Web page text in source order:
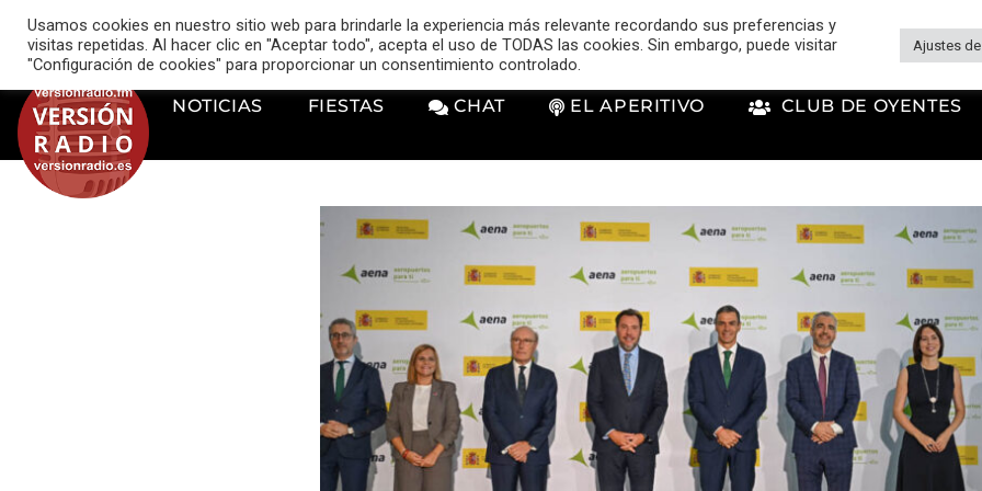
music_note VERSIÓN RADIO
NOTICIAS FIESTAS CHAT EL APERITIVO CLUB DE OYENTES
Usamos cookies en nuestro sitio web para brindarle la experiencia más relevante recordando sus preferencias y
visitas repetidas. Al hacer clic en "Aceptar todo", acepta el uso de TODAS las cookies. Sin embargo, puede visitar
"Configuración de cookies" para proporcionar un consentimiento controlado.
Ajustes